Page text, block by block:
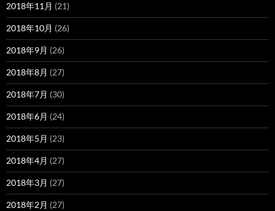
2018年11月 (21)
2018年10月 (26)
2018年9月 (26)
2018年8月 (27)
2018年7月 (30)
2018年6月 (24)
2018年5月 (23)
2018年4月 (27)
2018年3月 (27)
2018年2月 (27)